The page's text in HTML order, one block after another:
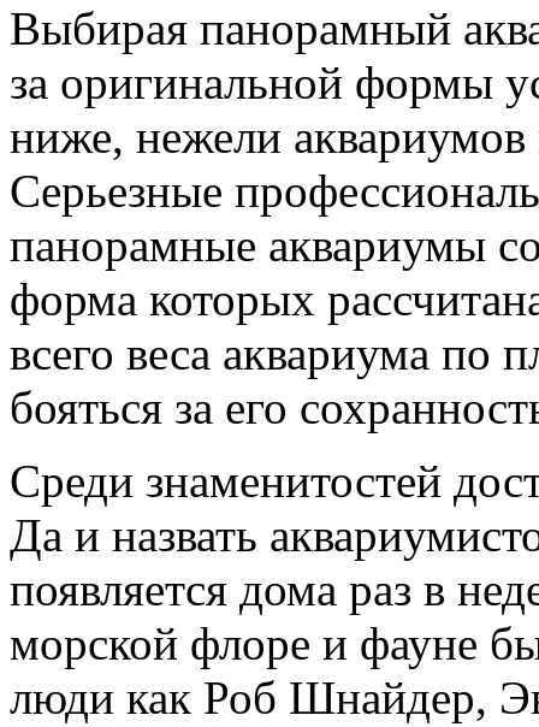
Выбирая панорамный
за оригинальной формы
ниже, нежели
Серьезные
панорамные аквариумы
форма которых
всего веса аквариума
бояться за его
Среди знаменитостей
Да и назвать
появляется дома раз в
морской флоре и фауне
люди как Роб Шнайдер,